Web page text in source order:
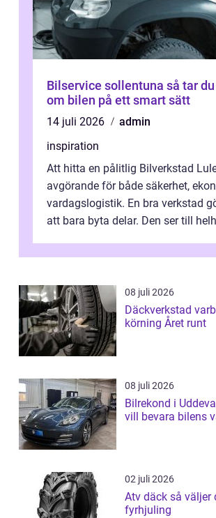
Bilservice sollentuna så tar du hand
om bilen på ett smart sätt
14 juli 2026
admin
inspiration
Att hitta en pålitlig Bilverkstad
avgörande för både säkerhet,
vardagslogistik. En bra verkstad
att bara byta delar. Den ser till
08 juli 2026
Däckverkstad
körning Året runt
08 juli 2026
Bilrekond i
vill bevara bilens
02 juli 2026
Atv däck så väljer du rätt till din
fyrhjuling